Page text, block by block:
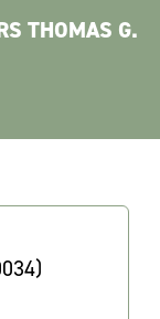
THOMAS G.